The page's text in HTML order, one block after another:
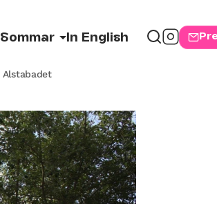
Sommar In English
Alstabadet